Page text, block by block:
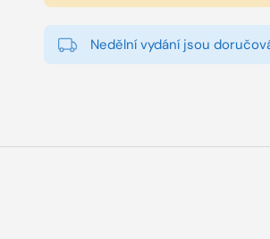
Nedělní vydání jsou